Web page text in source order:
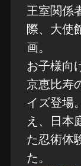
王室関係
際、大使
画。
お子様向
京恵比寿
イズ登場
え、日本
た忍術体
た。